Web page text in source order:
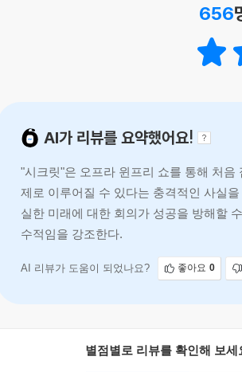
의 저자는 사람들이 다이어트에 실패하
게를 줄여야 해’라는 생각에 집중하지 말
는 것을 이루기 위해 우리가 쉽게 적용할 수
방식도 긍정적인 방향으로 바뀌기 시작한다.
없이 꼬리를 물고 이어질 것이다.
째 도구인 ‘그림 그리기...
656
AI가 리뷰를 요약했어요!
"시크릿"은 오프라 윈프리 쇼를 통해 처
제로 이루어질 수 있다는 충격적인 사실
실한 미래에 대한 회의가 성공을 방해할
수적임을 강조한다.
AI 리뷰가 도움이 되었나요? 좋아요 0
별점별로 리뷰를 확인해 보세